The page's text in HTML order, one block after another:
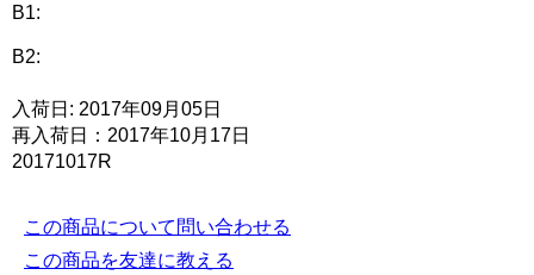
B1:
B2:
入荷日: 2017年09月05日
再入荷日：2017年10月17日
20171017R
この商品について問い合わせる
この商品を友達に教える